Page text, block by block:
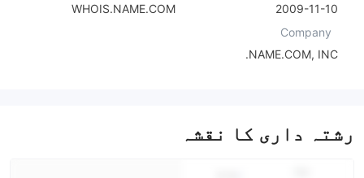
2009-11-10
WHOIS.NAME.COM
Company
NAME.COM, INC.
رشتہ داری کا نقشہ